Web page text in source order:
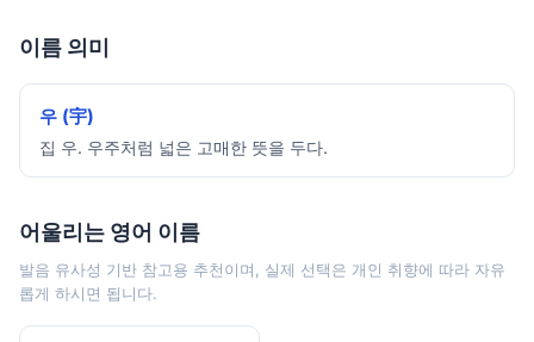
이름 의미
우 (宇)
집 우. 우주처럼 넓은 고매한 뜻을 두다.
어울리는 영어 이름
발음 유사성 기반 참고용 추천이며, 실제 선택은 개인 취향에 따라 자유
롭게 하시면 됩니다.